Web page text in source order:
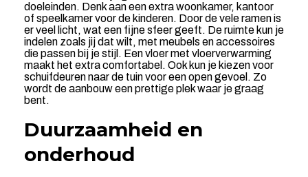
doeleinden. Denk aan een extra woonkamer, kantoor
of speelkamer voor de kinderen. Door de vele ramen is
er veel licht, wat een fijne sfeer geeft. De ruimte kun je
indelen zoals jij dat wilt, met meubels en accessoires
die passen bij je stijl. Een vloer met vloerverwarming
maakt het extra comfortabel. Ook kun je kiezen voor
schuifdeuren naar de tuin voor een open gevoel. Zo
wordt de aanbouw een prettige plek waar je graag
bent.
Duurzaamheid en
onderhoud